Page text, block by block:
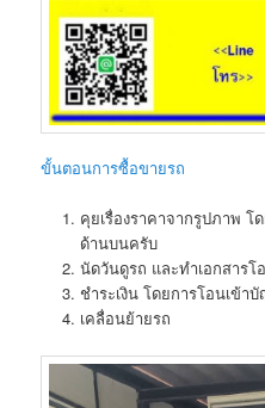
ขั้นตอนการซื้อขายรถ
คุยเรื่องราคาจากรูปภาพ โ
ด้านบนครับ
นัดวันดูรถ และทำเอกสาร
ชำระเงิน โดยการโอนเข้า
เคลื่อนย้ายรถ